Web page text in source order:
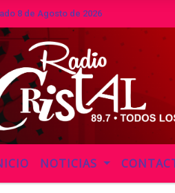
8 de Agosto de 2026Hoy es Sábado 8 de
NOTICIAS